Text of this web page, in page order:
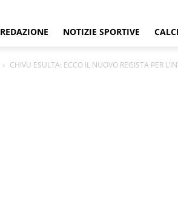
REDAZIONE NOTIZIE SPORTIVE
CHIVU ESULTA: ECCO IL NUOVO REGISTA PER